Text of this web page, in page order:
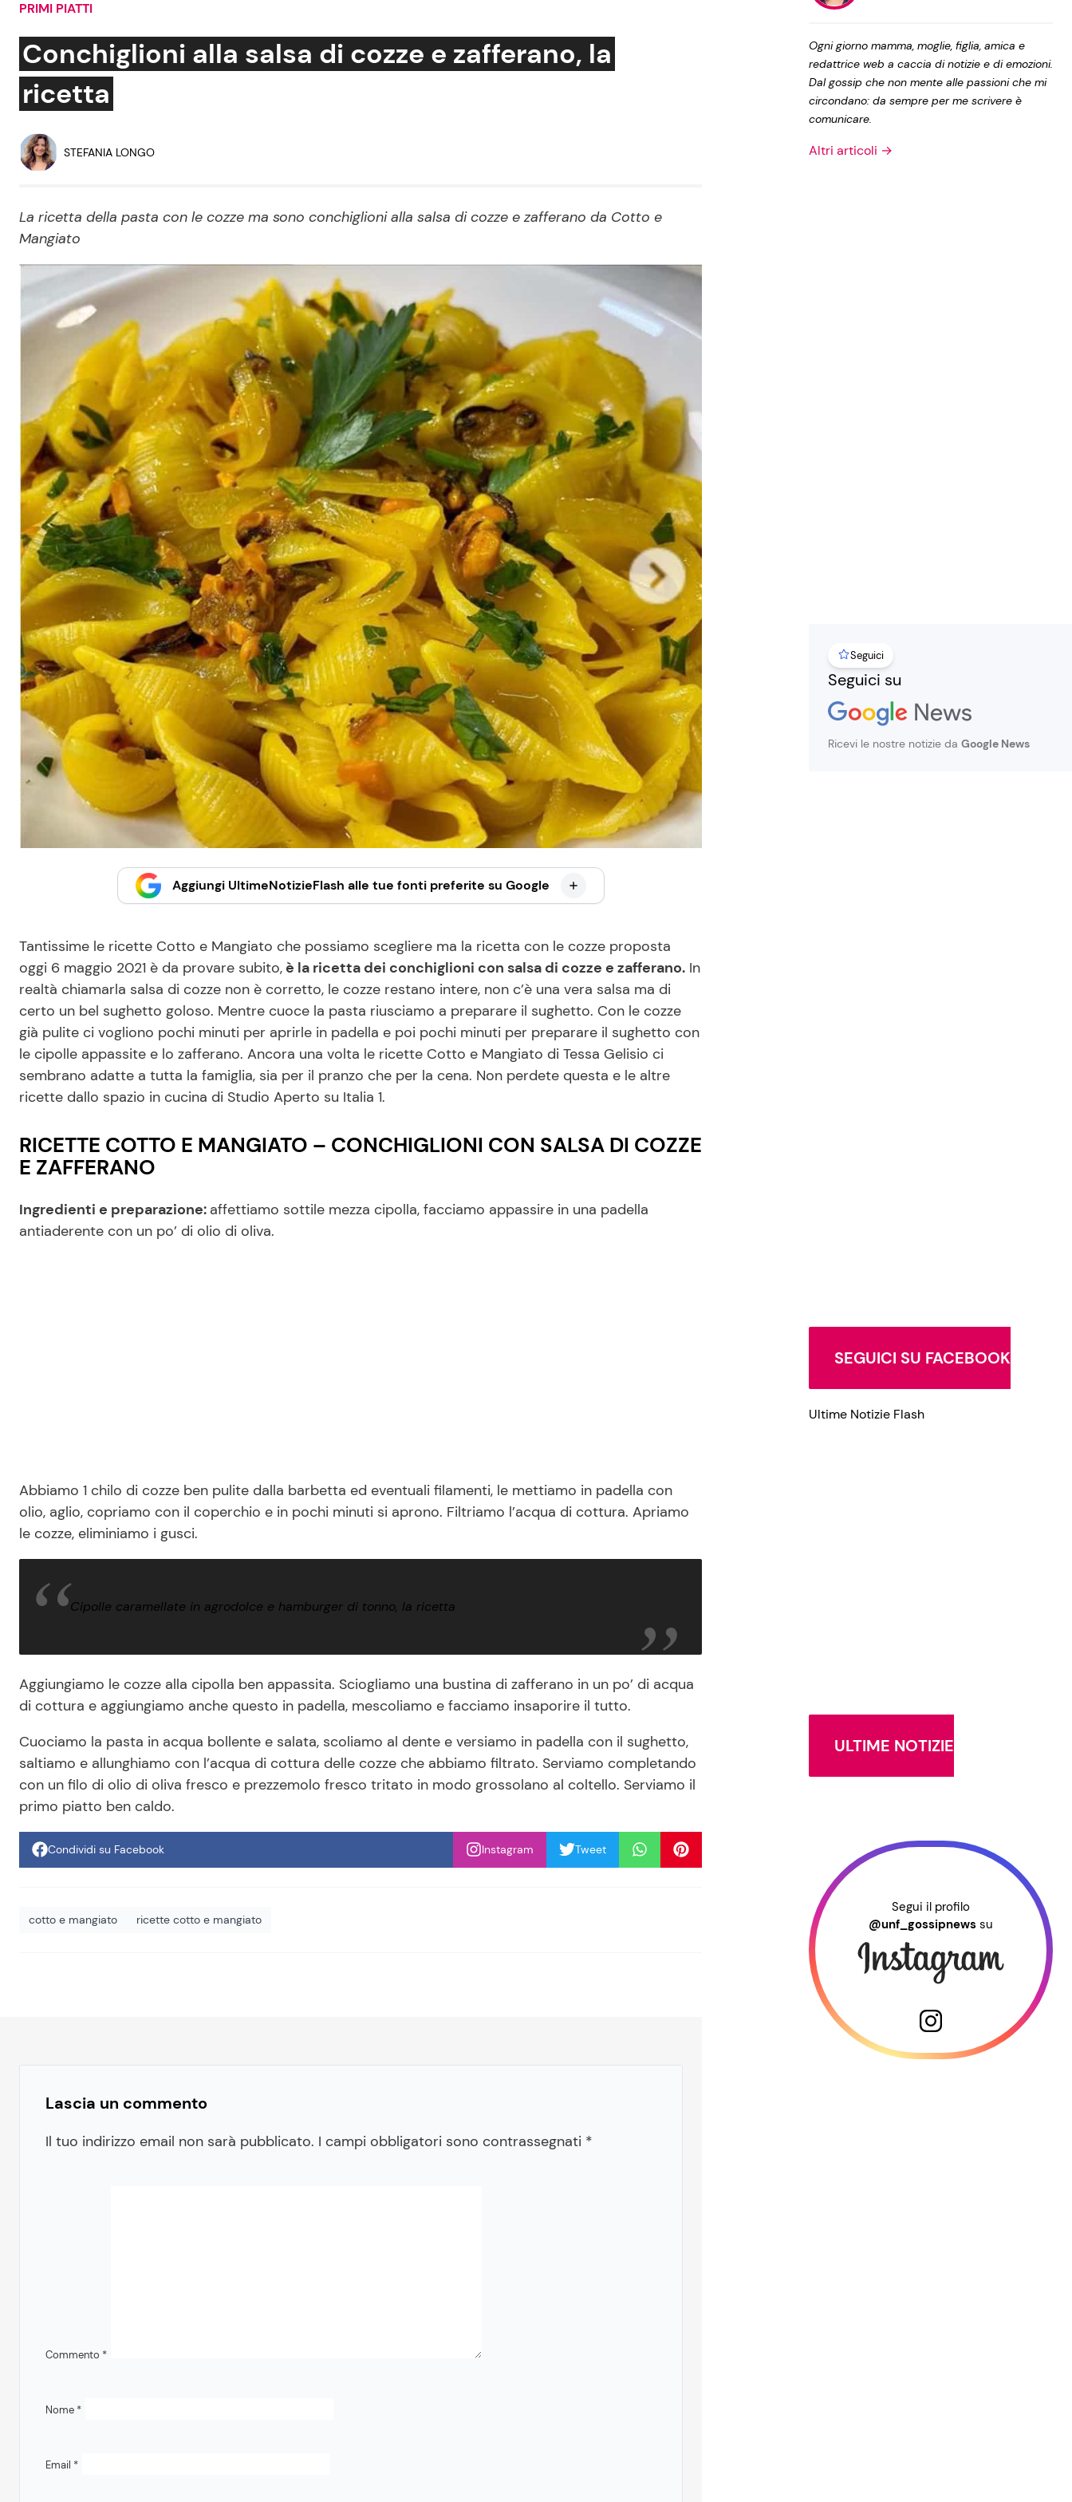
Social News
News dal mondo
Salute
Viaggi e Turismo
Festività
Le Ricette in TV
Ricette Facili e Veloci
Ricette per Bambini
Privacy Policy
PRIMI PIATTI
Conchiglioni alla salsa di cozze e zafferano, la
ricetta
STEFANIA LONGO
La ricetta della pasta con le cozze ma sono conchiglioni alla salsa di cozze e zafferano da Cotto e
Mangiato
Aggiungi UltimeNotizieFlash alle tue fonti preferite su Google
Tantissime le ricette Cotto e Mangiato che possiamo scegliere ma la ricetta con le cozze proposta
oggi 6 maggio 2021 è da provare subito, è la ricetta dei conchiglioni con salsa di cozze e zafferano. In
realtà chiamarla salsa di cozze non è corretto, le cozze restano intere, non c’è una vera salsa ma di
certo un bel sughetto goloso. Mentre cuoce la pasta riusciamo a preparare il sughetto. Con le cozze
già pulite ci vogliono pochi minuti per aprirle in padella e poi pochi minuti per preparare il sughetto con
le cipolle appassite e lo zafferano. Ancora una volta le ricette Cotto e Mangiato di Tessa Gelisio ci
sembrano adatte a tutta la famiglia, sia per il pranzo che per la cena. Non perdete questa e le altre
ricette dallo spazio in cucina di Studio Aperto su Italia 1.
RICETTE COTTO E MANGIATO – CONCHIGLIONI CON SALSA DI COZZE
E ZAFFERANO
Ingredienti e preparazione: affettiamo sottile mezza cipolla, facciamo appassire in una padella
antiaderente con un po’ di olio di oliva.
Abbiamo 1 chilo di cozze ben pulite dalla barbetta ed eventuali filamenti, le mettiamo in padella con
olio, aglio, copriamo con il coperchio e in pochi minuti si aprono. Filtriamo l’acqua di cottura. Apriamo
le cozze, eliminiamo i gusci.
Cipolle caramellate in agrodolce e hamburger di tonno, la ricetta
Aggiungiamo le cozze alla cipolla ben appassita. Sciogliamo una bustina di zafferano in un po’ di acqua
di cottura e aggiungiamo anche questo in padella, mescoliamo e facciamo insaporire il tutto.
Cuociamo la pasta in acqua bollente e salata, scoliamo al dente e versiamo in padella con il sughetto,
saltiamo e allunghiamo con l’acqua di cottura delle cozze che abbiamo filtrato. Serviamo completando
con un filo di olio di oliva fresco e prezzemolo fresco tritato in modo grossolano al coltello. Serviamo il
primo piatto ben caldo.
Condividi su Facebook Instagram Tweet
cotto e mangiato ricette cotto e mangiato
Lascia un commento
Il tuo indirizzo email non sarà pubblicato. I campi obbligatori sono contrassegnati *
Commento *
Nome *
Email *
Ogni giorno mamma, moglie, figlia, amica e
redattrice web a caccia di notizie e di emozioni.
Dal gossip che non mente alle passioni che mi
circondano: da sempre per me scrivere è
comunicare.
Altri articoli →
Seguici
Seguici su
Ricevi le nostre notizie da Google News
SEGUICI SU FACEBOOK
Ultime Notizie Flash
ULTIME NOTIZIE
Segui il profilo
@unf_gossipnews su